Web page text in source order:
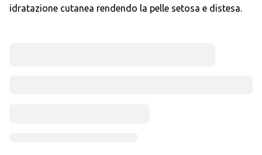
idratazione cutanea rendendo la pelle setosa e distesa.